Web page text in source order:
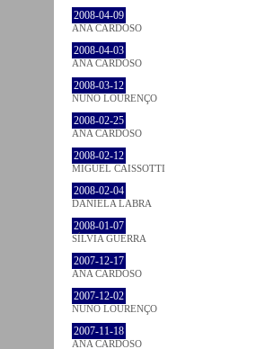
2008-04-09
ANA CARDOSO
2008-04-03
ANA CARDOSO
2008-03-12
NUNO LOURENÇO
2008-02-25
ANA CARDOSO
2008-02-12
MIGUEL CAISSOTTI
2008-02-04
DANIELA LABRA
2008-01-07
SÍLVIA GUERRA
2007-12-17
ANA CARDOSO
2007-12-02
NUNO LOURENÇO
2007-11-18
ANA CARDOSO